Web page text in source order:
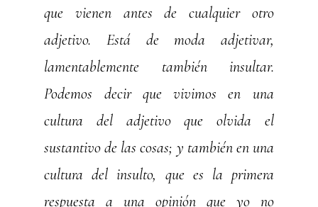
que vienen antes de cualquier otro
adjetivo. Está de moda adjetivar,
lamentablemente también insultar.
Podemos decir que vivimos en una
cultura del adjetivo que olvida el
sustantivo de las cosas; y también en una
cultura del insulto, que es la primera
respuesta a una opinión que yo no